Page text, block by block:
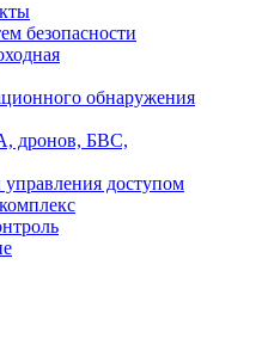
безопасности
обнаружения
дронов, БВС,
доступом